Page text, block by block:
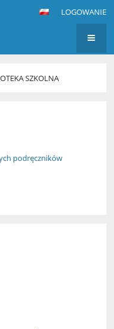
LOGOWANIE
SZKOLNA
podręczników